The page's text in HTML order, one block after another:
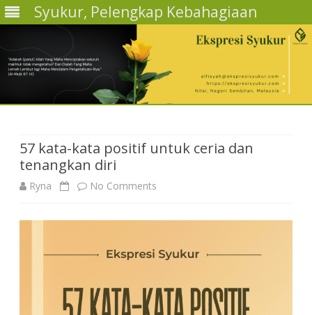
Syukur, Pelengkap Kebahagiaan
57 kata-kata positif untuk ceria dan
tenangkan diri
Ryna No Comments
kata
untuk